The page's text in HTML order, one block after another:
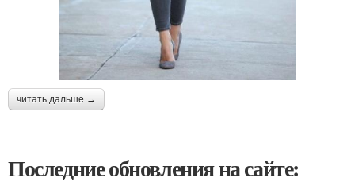
читать дальше →
Последние обновления на сайте: